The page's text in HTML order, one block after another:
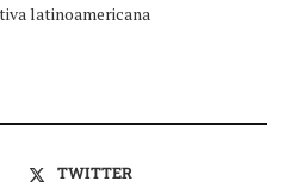
latinoamericana
TWITTER